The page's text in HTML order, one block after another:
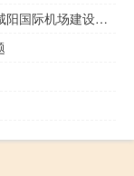
2023-11-15 14:50： 【出行提示】 因西安咸阳国际机场建设施工需要，机场高速道路通行流线发生变化~ A6WR7YAH ​​​